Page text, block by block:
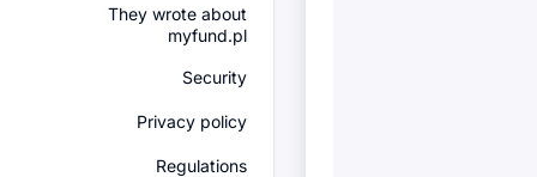
They wrote about
myfund.pl
Security
Privacy policy
Regulations